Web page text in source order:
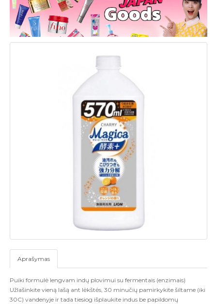
Aprašymas
Puiki formulė lengvam indų plovimui su fermentais (enzimais)
Užlašinkite vieną lašą ant lėkštės, 30 minučių pamirkykite šiltame (iki
30C) vandenyje ir tada tiesiog išplaukite indus be papildomų